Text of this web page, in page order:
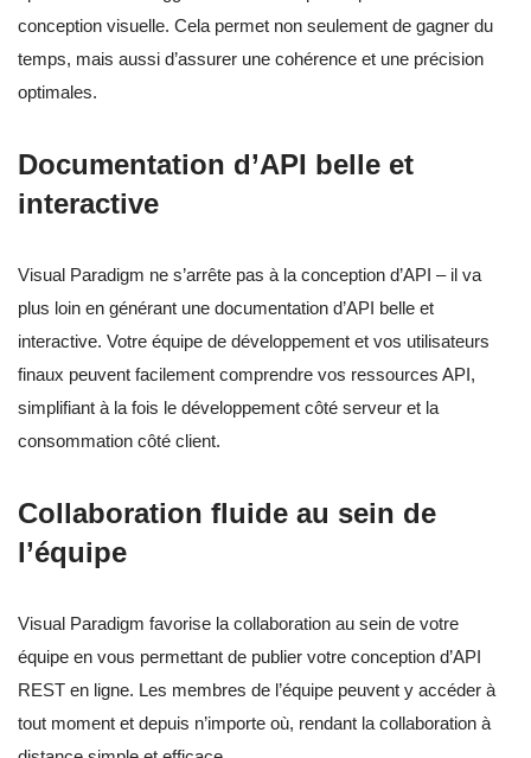
conception visuelle. Cela permet non seulement de gagner du
temps, mais aussi d’assurer une cohérence et une précision
optimales.
Documentation d’API belle et
interactive
Visual Paradigm ne s’arrête pas à la conception d’API – il va
plus loin en générant une documentation d’API belle et
interactive. Votre équipe de développement et vos utilisateurs
finaux peuvent facilement comprendre vos ressources API,
simplifiant à la fois le développement côté serveur et la
consommation côté client.
Collaboration fluide au sein de
l’équipe
Visual Paradigm favorise la collaboration au sein de votre
équipe en vous permettant de publier votre conception d’API
REST en ligne. Les membres de l’équipe peuvent y accéder à
tout moment et depuis n’importe où, rendant la collaboration à